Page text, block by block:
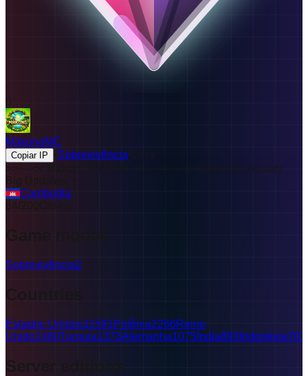
0
MakongMC
Copiar IP Sobrevivência
>>----<<
Makong Network rs A nniversary.
B
Cambodia
64
Game modes
Sobrevivência2
Countries
Estados Unidos11591Polônia2266Reino
Unido1480Turquia1373Alemanha1075 Índia893 Indonésia701
Server editions